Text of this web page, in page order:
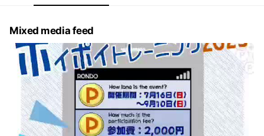
Mixed media feed